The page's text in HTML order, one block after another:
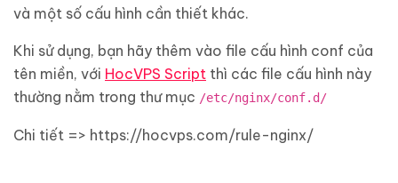
và một số cấu hình cần thiết khác.
Khi sử dụng, bạn hãy thêm vào file cấu hình conf của
tên miền, với HocVPS Script thì các file cấu hình này
thường nằm trong thư mục /etc/nginx/conf.d/
Chi tiết => https://hocvps.com/rule-nginx/